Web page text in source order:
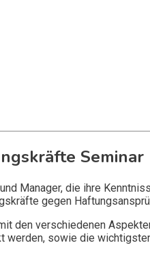
Seminar
Manager, die ihre
gegen
den verschiedenen
werden, sowie die